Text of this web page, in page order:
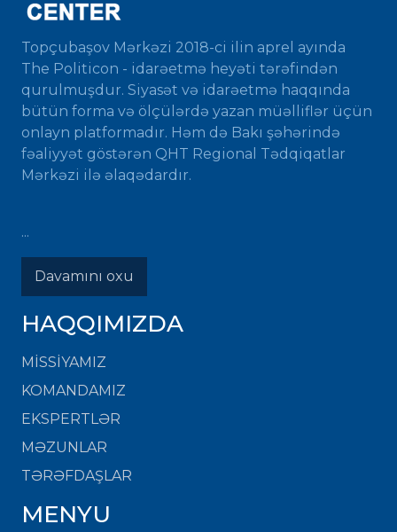
Topçubaşov Mərkəzi 2018-ci ilin aprel ayında
The Politicon - idarəetmə heyəti tərəfindən
qurulmuşdur. Siyasət və idarəetmə haqqında
bütün forma və ölçülərdə yazan müəlliflər üçün
onlayn platformadır. Həm də Bakı şəhərində
fəaliyyət göstərən QHT Regional Tədqiqatlar
Mərkəzi ilə əlaqədardır.
...
Davamını oxu
HAQQIMIZDA
MISSIYAMIZ
KOMANDAMIZ
EKSPERTLƏR
MƏZUNLAR
TƏRƏFDAŞLAR
MENYU